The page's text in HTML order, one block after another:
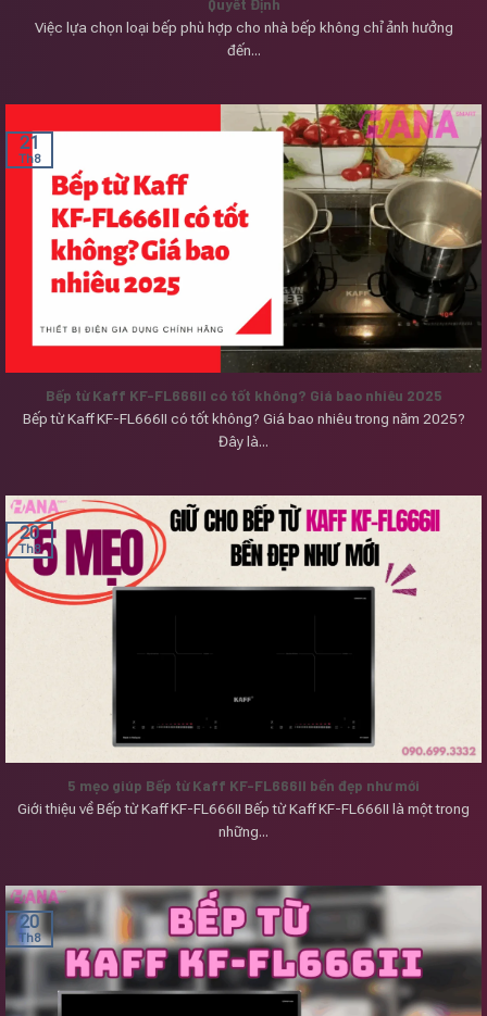
Quyết Định
Việc lựa chọn loại bếp phù hợp cho nhà bếp không chỉ ảnh hưởng
đến...
Bếp từ Kaff KF-FL666II có tốt không? Giá bao nhiêu 2025
Bếp từ Kaff KF-FL666II có tốt không? Giá bao nhiêu trong năm 2025?
Đây là...
21
Th8
5 mẹo giúp Bếp từ Kaff KF-FL666II bền đẹp như mới
Giới thiệu về Bếp từ Kaff KF-FL666II Bếp từ Kaff KF-FL666II là một trong
những...
20
Th8
20
Th8